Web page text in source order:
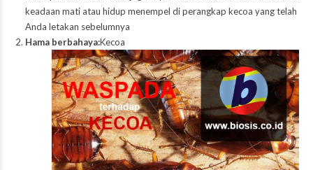
keadaan mati atau hidup menempel di perangkap kecoa yang telah
Anda letakan sebelumnya
Hama berbahaya:Kecoa